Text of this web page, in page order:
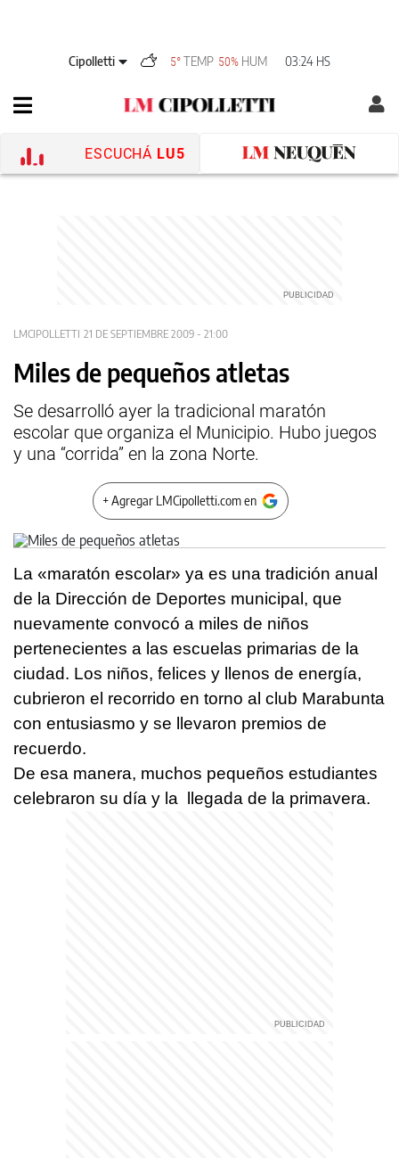
Cipolletti 5° TEMP 50% HUM 03:24 HS
ESCUCHÁ LU5
LMCIPOLLETTI 21 DE SEPTIEMBRE 2009 - 21:00
Miles de pequeños atletas
Se desarrolló ayer la tradicional maratón
escolar que organiza el Municipio. Hubo juegos
y una “corrida” en la zona Norte.
+ Agregar LMCipolletti.com en
La «maratón escolar» ya es una tradición anual
de la Dirección de Deportes municipal, que
nuevamente convocó a miles de niños
pertenecientes a las escuelas primarias de la
ciudad. Los niños, felices y llenos de energía,
cubrieron el recorrido en torno al club Marabunta
con entusiasmo y se llevaron premios de
recuerdo.
De esa manera, muchos pequeños estudiantes
celebraron su día y la llegada de la primavera.